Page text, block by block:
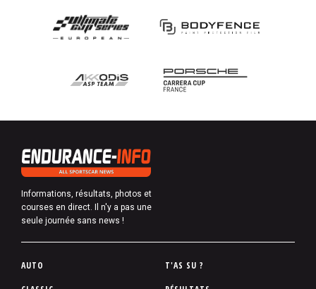
Informations, résultats, photos et
courses en direct. Il n'y a pas une
seule journée sans news !
P
AUTO
T'AS SU ?